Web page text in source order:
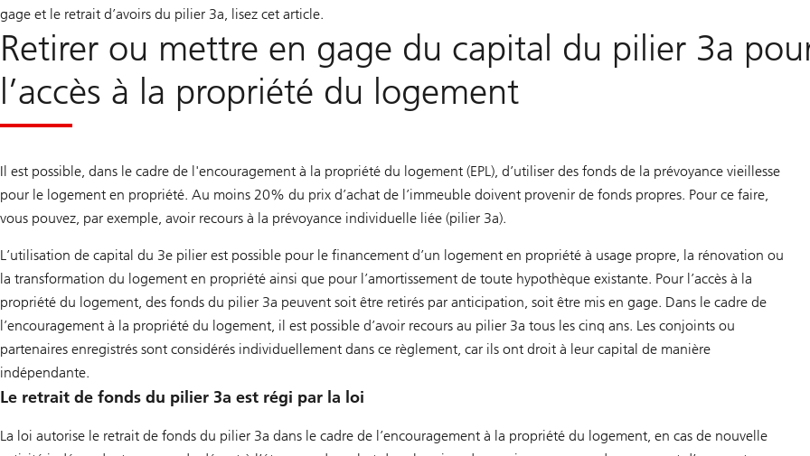
gage et le retrait d’avoirs du pilier 3a, lisez cet article.
Retirer ou mettre en gage du capital du pilier 3a
l’accès à la propriété du logement
Il est possible, dans le cadre de l'encouragement à la propriété du logement (EPL), d’utiliser des fonds de la prévoyance vieillesse
pour le logement en propriété. Au moins 20% du prix d’achat de l’immeuble doivent provenir de fonds propres. Pour ce faire,
vous pouvez, par exemple, avoir recours à la prévoyance individuelle liée (pilier 3a).
L’utilisation de capital du 3e pilier est possible pour le financement d’un logement en propriété à usage propre, la rénovation ou
la transformation du logement en propriété ainsi que pour l’amortissement de toute hypothèque existante. Pour l’accès à la
propriété du logement, des fonds du pilier 3a peuvent soit être retirés par anticipation, soit être mis en gage. Dans le cadre de
l’encouragement à la propriété du logement, il est possible d’avoir recours au pilier 3a tous les cinq ans. Les conjoints ou
partenaires enregistrés sont considérés individuellement dans ce règlement, car ils ont droit à leur capital de manière
indépendante.
Le retrait de fonds du pilier 3a est régi par la loi
La loi autorise le retrait de fonds du pilier 3a dans le cadre de l’encouragement à la propriété du logement, en cas de nouvelle